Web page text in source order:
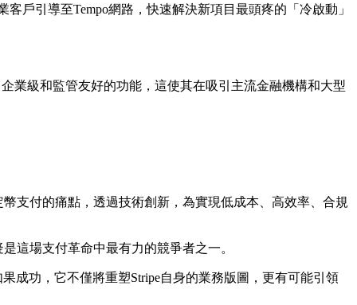
戶引導至Tempo網路，快速解決新項目最頭疼的「冷啟動」
業級和監管友好的功能，這使其在吸引主流金融機構和大型
支付的痛點，透過技術創新，為實現低成本、高效率、合規
這場支付革命中最有力的競爭者之一。
成功，它不僅將重塑Stripe自身的業務版圖，更有可能引領